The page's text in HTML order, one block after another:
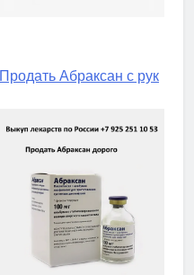
Продать Абраксан с рук